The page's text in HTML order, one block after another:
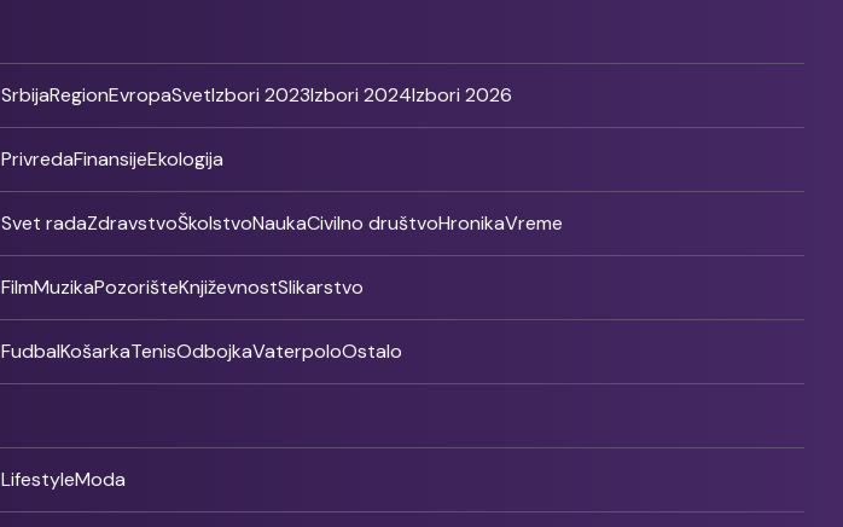
SrbijaRegionEvropaSvetIzbori 2023Izbori 2024Izbori 2026
PrivredaFinansijeEkologija
Svet radaZdravstvoŠkolstvoNaukaCivilno društvoHronikaVreme
FilmMuzikaPozorišteKnjiževnostSlikarstvo
FudbalKošarkaTenisOdbojkaVaterpoloOstalo
LifestyleModa